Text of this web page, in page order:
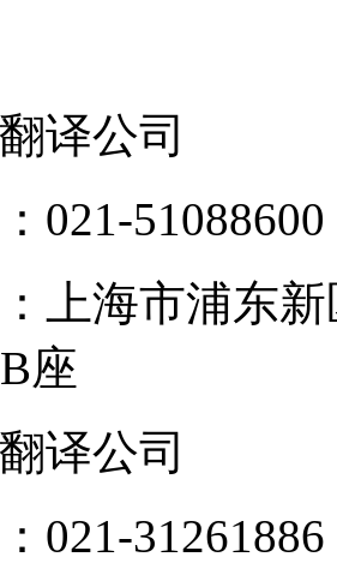
译公司
021-51088600
上海市浦东新
座
译公司
021-31261886